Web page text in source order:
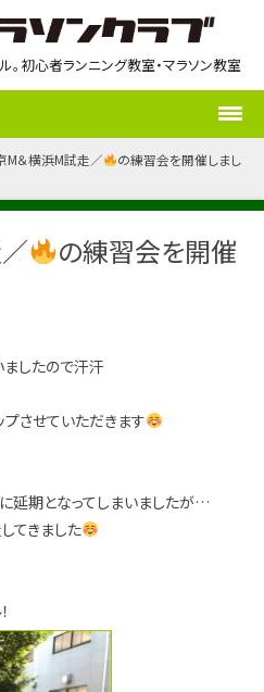
初心者ランニング教室・マラソン教室
M＆横浜M試走／
の練習会を開催しまし
の練習会を開催
したので汗汗
させていただきます
延期となってしまいましたが…
てきました